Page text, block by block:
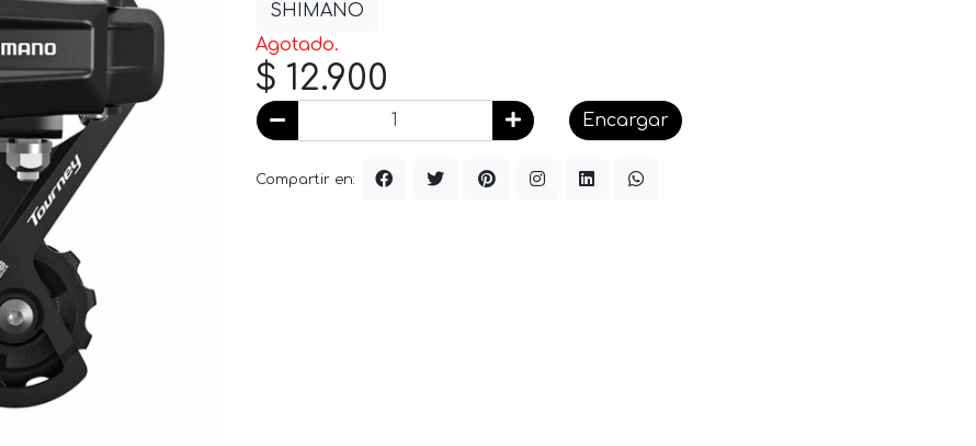
SHIMANO
Agotado.
$ 12.900
Encargar
Compartir en: